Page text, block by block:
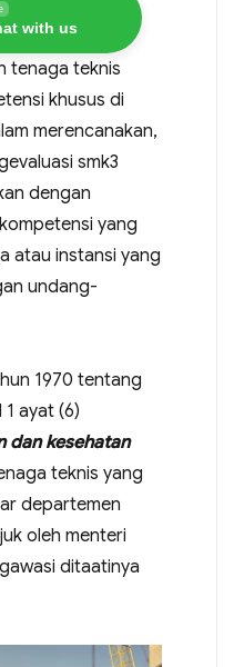
with us
tenaga teknis
khusus di
merencanakan,
smk3
dengan
yang
atau instansi yang
undang-
1970 tentang
ayat (6)
dan kesehatan
teknis yang
departemen
oleh menteri
ditaatinya